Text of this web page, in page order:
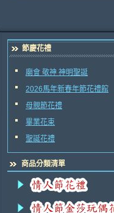
節慶花禮
廟會 敬神 神明聖誕
2026馬年新春年節花禮館
母親節花禮
畢業花束
聖誕花禮
商品分類清單